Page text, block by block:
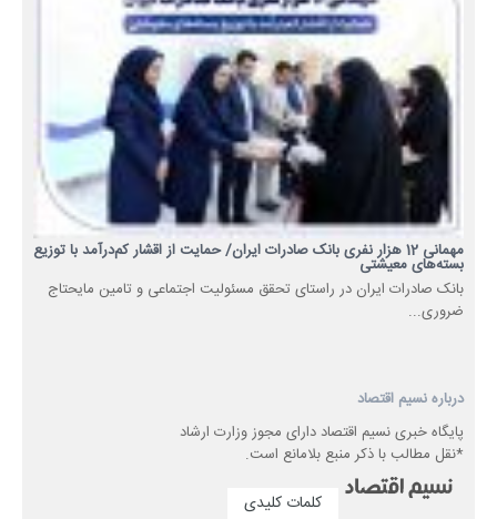
مهمانی 12 هزار نفری بانک صادرات ایران/ حمایت از اقشار کم‌درآمد با توزیع
بسته‌های معیشتی
​بانک صادرات ایران در راستای تحقق مسئولیت اجتماعی و تامین مایحتاج
ضروری...
درباره نسیم اقتصاد
پایگاه خبری نسیم اقتصاد دارای مجوز وزارت ارشاد
*نقل مطالب با ذکر منبع بلامانع است.
کلمات کلیدی